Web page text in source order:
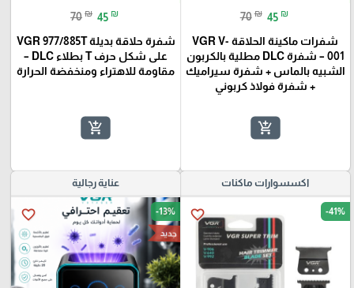
70 ₪ 45 ₪
شفرات ماكينة الحلاقة VGR V-
001 – شفرة DLC مطلية بالكربون
الشبيه بالماس + شفرة سيراميك
+ شفرة فولاذ كربوني
add_shopping_cart
70 ₪ 45 ₪
شفرة حلاقة بديلة VGR 977/885T
على شكل حرف T بطلاء DLC –
مقاومة للاهتراء ومنخفضة الحرارة
add_shopping_cart
اكسسوارات ماكنات
favorite_border -41%
عناية رجالية
favorite_border -13%
جديد